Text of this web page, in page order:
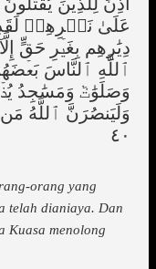
دِيَٰرِهِم بِغَيۡرِ حَقٍّ إِلَّآ
ٱللَّهِ ٱلنَّاسَ
وَصَلَوَٰتٞ وَمَسَٰجِدُ
وَلَيَنصُرَنَّ ٱللَّهُ
٤٠
orang yang
telah dianiaya. Dan
Kuasa menolong